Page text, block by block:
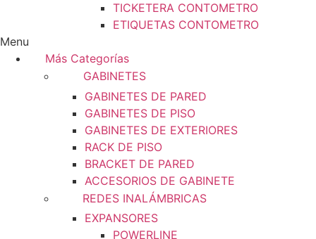
TICKETERA CONTOMETRO
ETIQUETAS CONTOMETRO
Menu
Más Categorías
GABINETES
GABINETES DE PARED
GABINETES DE PISO
GABINETES DE EXTERIORES
RACK DE PISO
BRACKET DE PARED
ACCESORIOS DE GABINETE
REDES INALÁMBRICAS
EXPANSORES
POWERLINE